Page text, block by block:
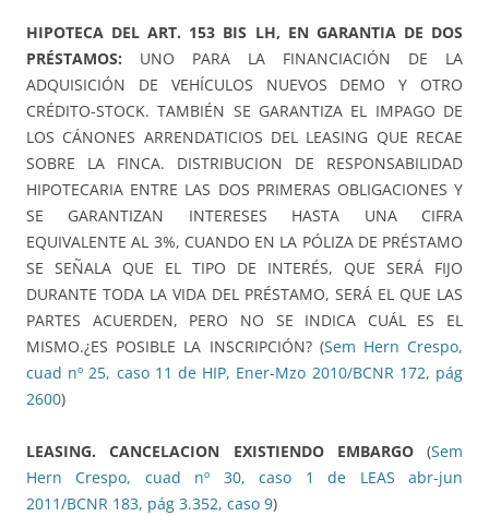
HIPOTECA DEL ART. 153 BIS LH, EN GARANTIA DE DOS
PRÉSTAMOS: UNO PARA LA FINANCIACIÓN DE LA
ADQUISICIÓN DE VEHÍCULOS NUEVOS DEMO Y OTRO
CRÉDITO-STOCK. TAMBIÉN SE GARANTIZA EL IMPAGO DE
LOS CÁNONES ARRENDATICIOS DEL LEASING QUE RECAE
SOBRE LA FINCA. DISTRIBUCION DE RESPONSABILIDAD
HIPOTECARIA ENTRE LAS DOS PRIMERAS OBLIGACIONES Y
SE GARANTIZAN INTERESES HASTA UNA CIFRA
EQUIVALENTE AL 3%, CUANDO EN LA PÓLIZA DE PRÉSTAMO
SE SEÑALA QUE EL TIPO DE INTERÉS, QUE SERÁ FIJO
DURANTE TODA LA VIDA DEL PRÉSTAMO, SERÁ EL QUE LAS
PARTES ACUERDEN, PERO NO SE INDICA CUÁL ES EL
MISMO.¿ES POSIBLE LA INSCRIPCIÓN? (Sem Hern Crespo,
cuad nº 25, caso 11 de HIP, Ener-Mzo 2010/BCNR 172, pág
2600)
LEASING. CANCELACION EXISTIENDO EMBARGO(Sem
Hern Crespo, cuad nº 30, caso 1 de LEAS abr-jun
2011/BCNR 183, pág 3.352, caso 9)